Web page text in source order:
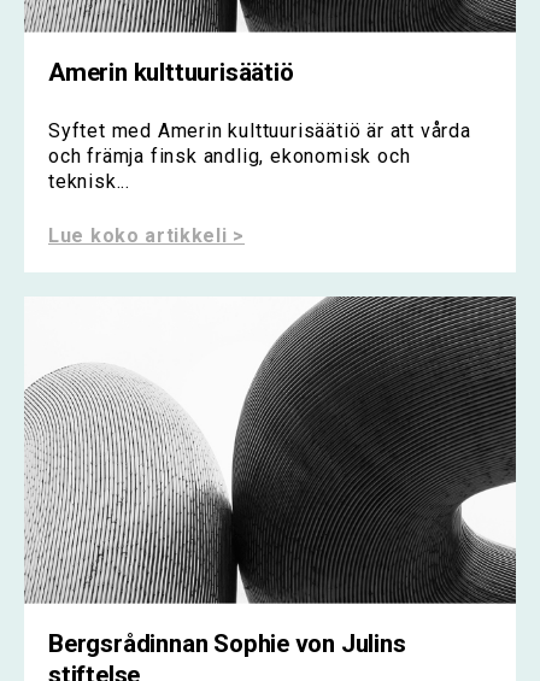
Amerin kulttuurisäätiö
Syftet med Amerin kulttuurisäätiö är att vårda
och främja finsk andlig, ekonomisk och
teknisk...
Lue koko artikkeli >
Bergsrådinnan Sophie von Julins
stiftelse